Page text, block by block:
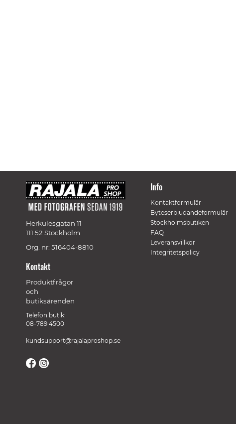
Herkulesgatan 11
111 52 Stockholm
Org. nr: 516404-8810
Kontakt
Produktfrågor
och
butiksärenden
Telefon butik:
08-789 4500
kundsupport@rajalaproshop.se
Info
Kontaktformulär
Byteserbjudandeformulär
Stockholmsbutiken
FAQ
Leveransvillkor
Integritetspolicy